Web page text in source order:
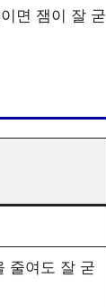
면 잼이 잘 굳
줄여도 잘 굳